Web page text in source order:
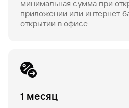
минимальная сумма при
приложении или интернет-
открытии в офисе
1 месяц